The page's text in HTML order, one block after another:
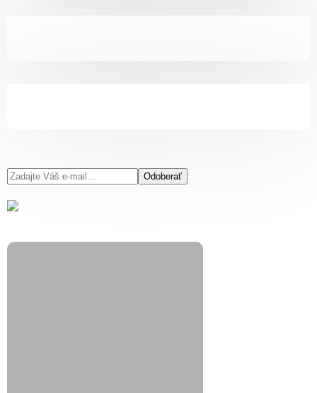
Odoberať